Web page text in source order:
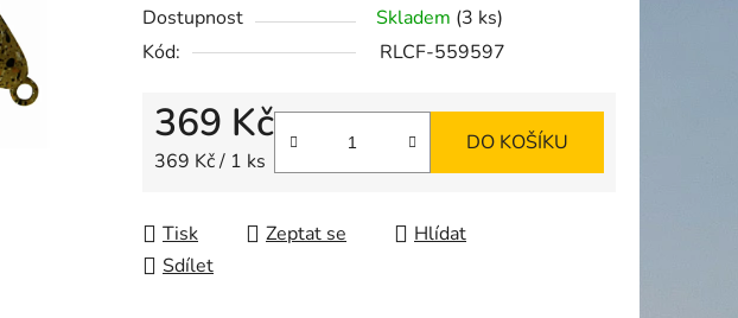
je
0,0
hvězdiček.
Dostupnost Skladem (3 ks)
Kód:
RLCF-559597
369 Kč
Měrná cena:
369 Kč / 1 ks
DO KOŠÍKU
Tisk Zeptat se
Hlídat
Sdílet